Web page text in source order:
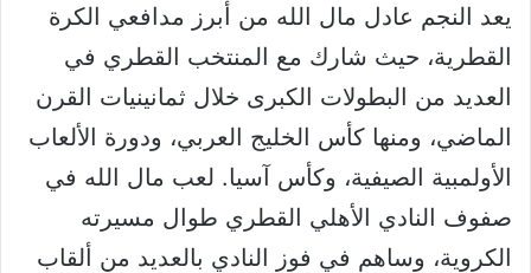
يعد النجم عادل مال الله من أبرز مدافعي الكرة
القطرية، حيث شارك مع المنتخب القطري في
العديد من البطولات الكبرى خلال ثمانينيات القرن
الماضي، ومنها كأس الخليج العربي، ودورة الألعاب
الأولمبية الصيفية، وكأس آسيا. لعب مال الله في
صفوف النادي الأهلي القطري طوال مسيرته
الكروية، وساهم في فوز النادي بالعديد من ألقاب